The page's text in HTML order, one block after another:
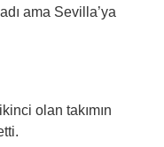
ama Sevilla’ya
olan takımın